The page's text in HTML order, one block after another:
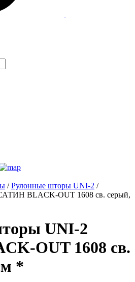
/ Рулонные шторы UNI-2 /
BLACK-OUT 1608 св. серый,
UNI-2
OUT 1608 св.
*